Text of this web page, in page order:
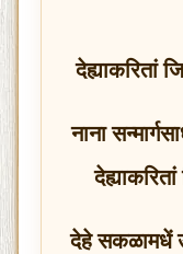
देह्याकरितां
नाना
देहे सकळामधें